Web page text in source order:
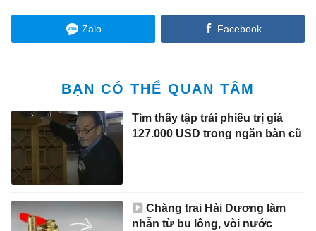
Zalo Facebook
BẠN CÓ THỂ QUAN TÂM
Tìm thấy tập trái phiếu trị giá
127.000 USD trong ngăn bàn cũ
Chàng trai Hải Dương làm
nhẫn từ bu lông, vòi nước